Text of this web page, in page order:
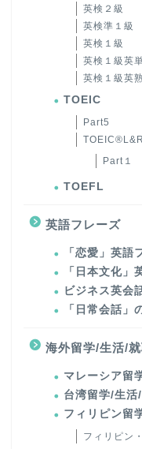
英検２級
英検準１級
英検１級
英検１級英
英検１級英
TOEIC
Part5
Part１
TOEFL
英語フレーズ
「恋愛」英語
「日本文化」
ビジネス英会
「日常会話」
海外留学/生活/
マレーシア留
台湾留学/生活
フィリピン留
フィリピン